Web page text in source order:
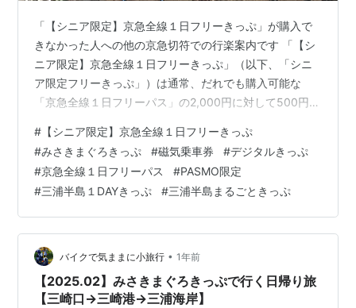
「【シニア限定】京急全線１日フリーきっぷ」が購入で
きなかった人への他の京急切符での行楽案内です 「【シ
ニア限定】京急全線１日フリーきっぷ」（以下、「シニ
ア限定フリーきっぷ」）は通常、だれでも購入可能な
「京急全線１日フリーパス」の2,000円に対して500円と
に売り切れたようです。 朝早めに発売駅に行っても、購
入は至難だった様子です。 「シニア限定フリーきっぷ」
が手に入らないなら、京急での行楽を見送るといえばそ
れまでですが、せっかく京急での行楽を思い立った機会
に、価格的には「シニア限定フリーきっぷ」の足元にも
及びませんが、他のフリー切符等で…
# 【シニア限定】京急全線１日フリーきっぷ
#みさきまぐろきっぷ #磁気乗車券 #デジタルきっぷ
#京急全線１日フリーパス #PASMO限定
#三浦半島１DAYきっぷ #三浦半島まるごときっぷ
バイクで気ままに小旅行 • 1年前
【2025.02】みさきまぐろきっぷで行く日帰り旅
【三崎口→三崎港→三浦海岸】